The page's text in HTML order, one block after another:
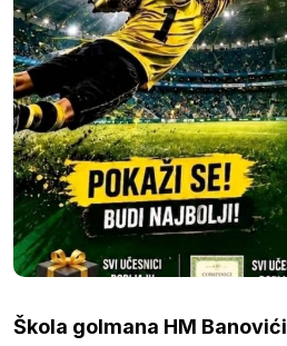
Škola golmana HM Banovići